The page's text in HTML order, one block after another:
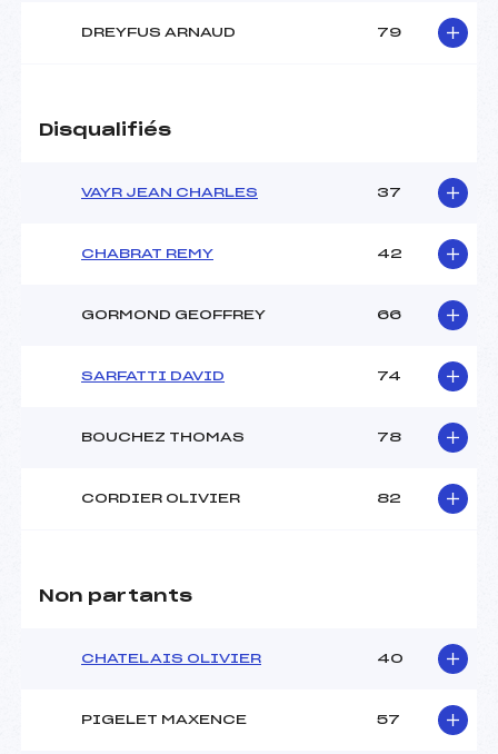
DREYFUS ARNAUD 79
Disqualifiés
VAYR JEAN CHARLES 37
CHABRAT REMY 42
GORMOND GEOFFREY 66
SARFATTI DAVID 74
BOUCHEZ THOMAS 78
CORDIER OLIVIER 82
Non partants
CHATELAIS OLIVIER 40
PIGELET MAXENCE 57